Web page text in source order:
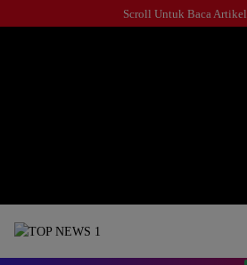
ke
Scroll Untuk Baca Artikel